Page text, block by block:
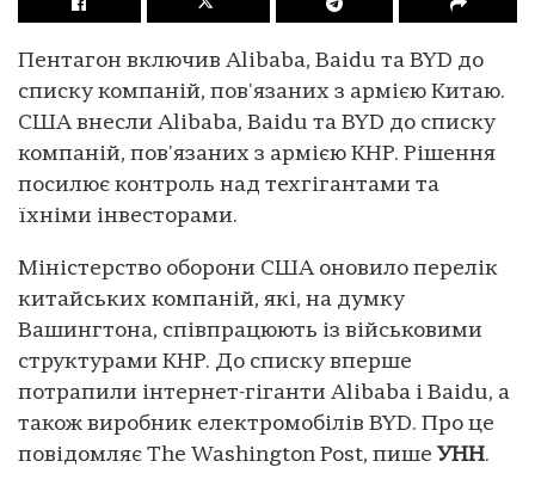
Пентагон включив Alibaba, Baidu та BYD до
списку компаній, пов'язаних з армією Китаю.
США внесли Alibaba, Baidu та BYD до списку
компаній, пов'язаних з армією КНР. Рішення
посилює контроль над техгігантами та
їхніми інвесторами.
Міністерство оборони США оновило перелік
китайських компаній, які, на думку
Вашингтона, співпрацюють із військовими
структурами КНР. До списку вперше
потрапили інтернет-гіганти Alibaba і Baidu, а
також виробник електромобілів BYD. Про це
повідомляє The Washington Post, пише УНН.